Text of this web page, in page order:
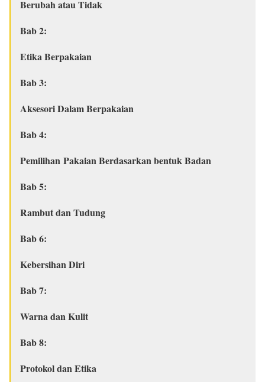
Berubah atau Tidak
Bab 2:
Etika Berpakaian
Bab 3:
Aksesori Dalam Berpakaian
Bab 4:
Pemilihan Pakaian Berdasarkan bentuk Badan
Bab 5:
Rambut dan Tudung
Bab 6:
Kebersihan Diri
Bab 7:
Warna dan Kulit
Bab 8:
Protokol dan Etika